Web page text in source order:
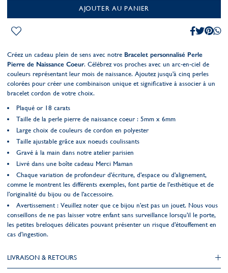
AJOUTER AU PANIER
Créez un cadeau plein de sens avec notre Bracelet personnalisé Perle
Pierre de Naissance Coeur. Célébrez vos proches avec un arc-en-ciel de
couleurs représentant leur mois de naissance. Ajoutez jusqu'à cinq perles
colorées pour créer une combinaison unique et significative à associer à un
bracelet cordon de votre choix.
Plaqué or 18 carats
Taille de la perle pierre de naissance coeur : 5mm x 6mm
Large choix de couleurs de cordon en polyester
Taille ajustable grâce aux noeuds coulissants
Gravé à la main dans notre atelier parisien
Livré dans une boîte cadeau Merci Maman
Chaque variation de profondeur d'écriture, d'espace ou d'alignement,
comme le montrent les différents exemples, font partie de l'esthétique et de
l'originalité du bijou ou de l'accessoire.
Avertissement : Veuillez noter que ce bijou n'est pas un jouet. Nous vous
conseillons de ne pas laisser votre enfant sans surveillance lorsqu'il le porte,
les petites breloques délicates pouvant présenter un risque d'étouffement en
cas d'ingestion.
LIVRAISON & RETOURS